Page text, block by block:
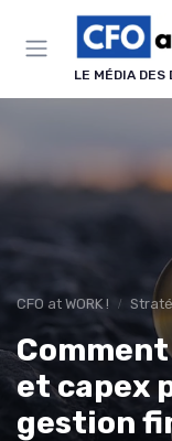
LE MÉDIA DES
CFO at WORK !
et capex
gestion
Panneau de gestion